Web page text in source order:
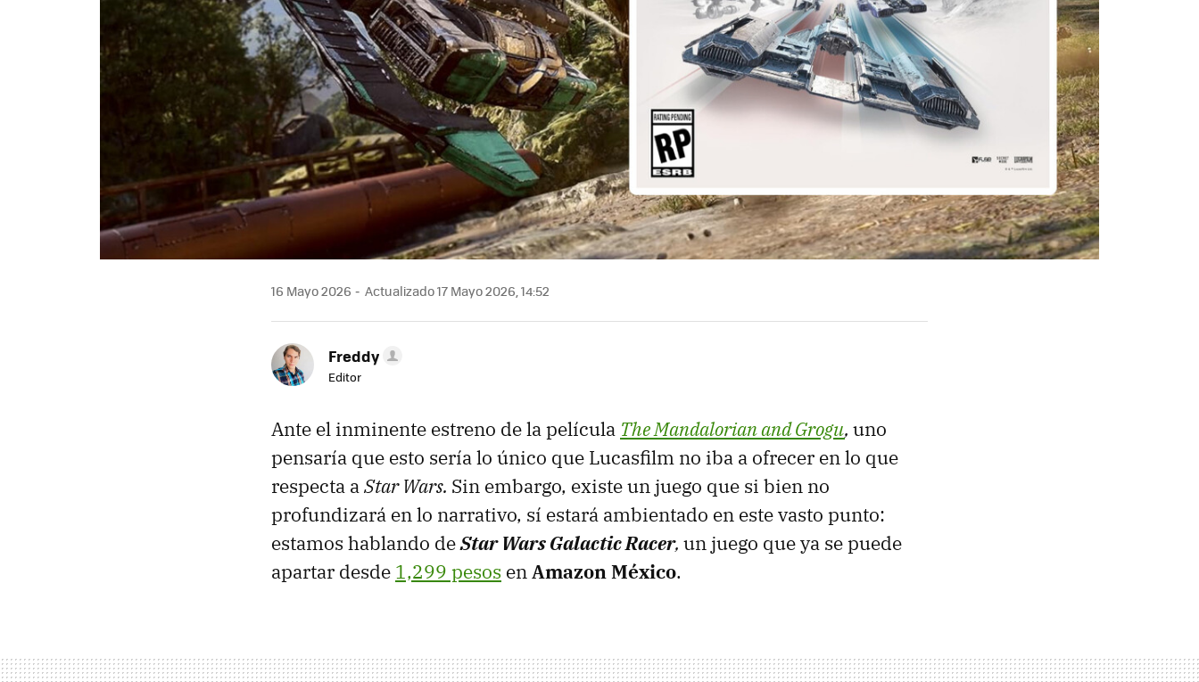
16 Mayo 2026 Actualizado 17 Mayo 2026, 14:52
Freddy
Editor
Ante el inminente estreno de la película The Mandalorian and Grogu, uno
pensaría que esto sería lo único que Lucasfilm no iba a ofrecer en lo que
respecta aStar Wars. Sin embargo, existe un juego que si bien no
profundizará en lo narrativo, sí estará ambientado en este vasto punto:
estamos hablando deStar Wars Galactic Racer, un juego que ya se puede
apartar desde 1,299 pesos enAmazon México.